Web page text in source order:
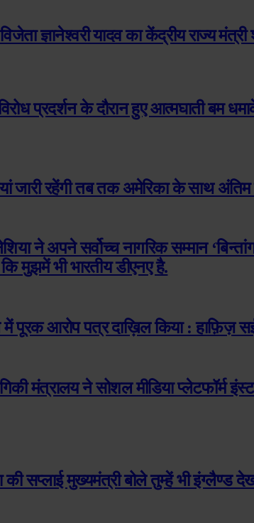
ज्ञानेश्वरी यादव का केंद्रीय राज्य
प्रदर्शन के दौरान हुए आत्मघाती बम
रहेंगी तब तक अमेरिका के साथ अंतिम
ने अपने सर्वोच्च नागरिक सम्मान
मुझमें भी भारतीय डीएनए है.
पूरक आरोप पत्र दाख़िल किया : हाफ़िज़
मंत्रालय ने सोशल मीडिया प्लेटफॉर्म
की सप्लाई मुख्यमंत्री बोले तुम्हें भी इंग्लैण्ड